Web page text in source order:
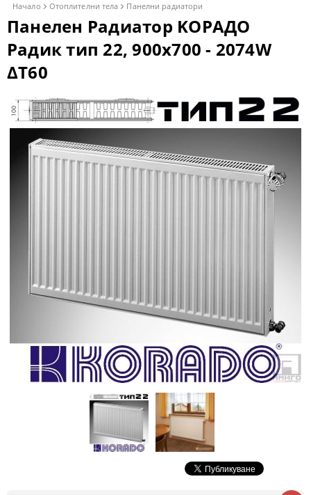
Начало Отоплителни тела Панелни радиатори
Панелен Радиатор KОРАДО
Радик тип 22, 900x700 - 2074W
ΔT60